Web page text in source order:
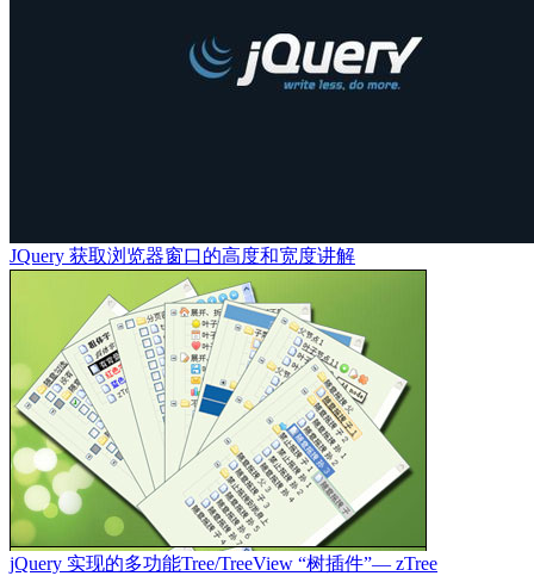
JQuery 获取浏览器窗口的高度和宽度讲解
jQuery 实现的多功能Tree/TreeView “树插件”— zTree